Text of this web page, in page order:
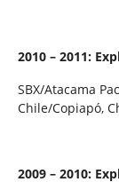
2010 – 2011:
SBX/Atacama
Chile/Copiapó,
2009 – 2010: